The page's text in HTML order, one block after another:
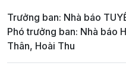
Trưởng ban: Nhà báo
Phó trưởng ban: Nhà báo
Thân, Hoài Thu